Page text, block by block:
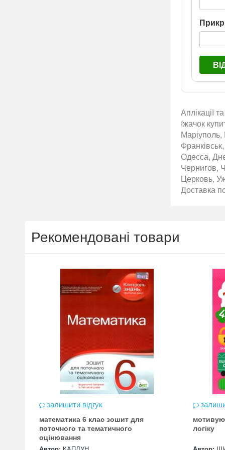
Аплікації
їжачок
Маріуполь,
Одесса,
Чернигов,
Церковь,
Доставка
Рекомендовані товари
залишити відгук
математика 6 клас зошит для
поточного та тематичного
оцінювання
логіку